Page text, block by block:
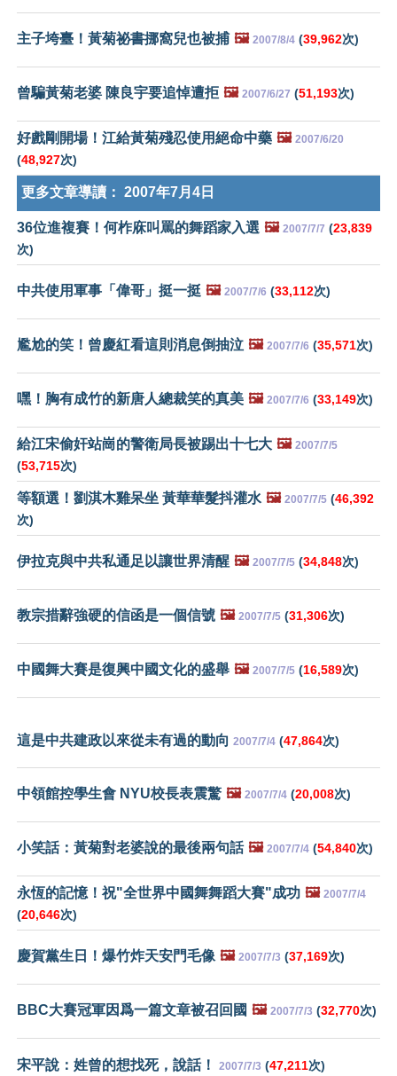
主子垮臺！黃菊祕書挪窩兒也被捕 🖼️ 2007/8/4 (39,962次)
曾騙黃菊老婆 陳良宇要追悼遭拒 🖼️ 2007/6/27 (51,193次)
好戲剛開場！江給黃菊殘忍使用絕命中藥 🖼️ 2007/6/20
(48,927次)
更多文章導讀： 2007年7月4日
36位進複賽！何柞庥叫罵的舞蹈家入選 🖼️ 2007/7/7 (23,839
次)
中共使用軍事「偉哥」挺一挺 🖼️ 2007/7/6 (33,112次)
尷尬的笑！曾慶紅看這則消息倒抽泣 🖼️ 2007/7/6 (35,571次)
嘿！胸有成竹的新唐人總裁笑的真美 🖼️ 2007/7/6 (33,149次)
給江宋偷奸站崗的警衛局長被踢出十七大 🖼️ 2007/7/5
(53,715次)
等額選！劉淇木雞呆坐 黃華華髮抖灌水 🖼️ 2007/7/5 (46,392
次)
伊拉克與中共私通足以讓世界清醒 🖼️ 2007/7/5 (34,848次)
教宗措辭強硬的信函是一個信號 🖼️ 2007/7/5 (31,306次)
中國舞大賽是復興中國文化的盛舉 🖼️ 2007/7/5 (16,589次)
這是中共建政以來從未有過的動向 2007/7/4 (47,864次)
中領館控學生會 NYU校長表震驚 🖼️ 2007/7/4 (20,008次)
小笑話：黃菊對老婆說的最後兩句話 🖼️ 2007/7/4 (54,840次)
永恆的記憶！祝"全世界中國舞舞蹈大賽"成功 🖼️ 2007/7/4
(20,646次)
慶賀黨生日！爆竹炸天安門毛像 🖼️ 2007/7/3 (37,169次)
BBC大賽冠軍因爲一篇文章被召回國 🖼️ 2007/7/3 (32,770次)
宋平說：姓曾的想找死，說話！ 2007/7/3 (47,211次)